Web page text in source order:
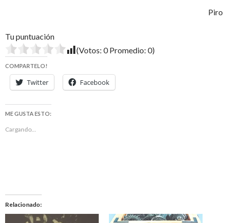
Piro
Tu puntuación
(Votos: 0Promedio: 0)
COMPARTELO!
Twitter Facebook
ME GUSTA ESTO:
Cargando...
Relacionado